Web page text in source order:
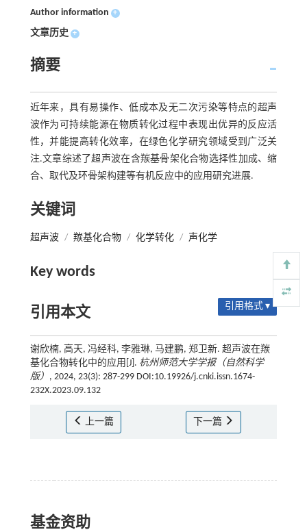
Author information +
文章历史 +
摘要
近年来，具有易操作、低成本及无二次污染等特点的超声
波作为可持续能源在物质转化过程中表现出优异的反应活
性，并能提高转化效率，在绿色化学研究领域受到广泛关
注.文章综述了超声波在含羰基骨架化合物选择性加成、缩
合、取代及环骨架构建等有机反应中的应用研究进展.
关键词
超声波 / 羰基化合物 / 化学转化 / 声化学
Key words
引用本文 引用格式 ▾
谢欣楠, 高天, 冯经科, 李雅琳, 马建鹏, 郑卫新. 超声波在羰
基化合物转化中的应用[J]. 杭州师范大学学报（自然科学
版） , 2024, 23(3): 287-299 DOI:10.19926/j.cnki.issn.1674-
232X.2023.09.132
上一篇 下一篇
基金资助